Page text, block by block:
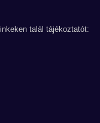
talál tájékoztatót: